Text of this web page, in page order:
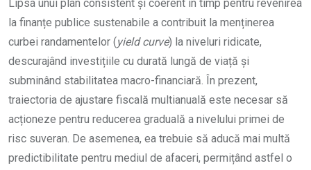
Lipsa unui plan consistent și coerent în timp pentru revenirea
la finanțe publice sustenabile a contribuit la menținerea
curbei randamentelor (yield curve) la niveluri ridicate,
descurajând investițiile cu durată lungă de viață și
subminând stabilitatea macro-financiară. În prezent,
traiectoria de ajustare fiscală multianuală este necesar să
acționeze pentru reducerea graduală a nivelului primei de
risc suveran. De asemenea, ea trebuie să aducă mai multă
predictibilitate pentru mediul de afaceri, permițând astfel o